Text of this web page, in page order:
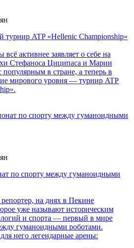
ATP «Hellenic Championship»
активнее заявляет о себе на
Стефаноса Циципаса и Марии
в стране, а теперь в
мирового уровня — турнир ATP
по спорту между гуманоидными
на днях в Пекине
уже называют историческим
и спорта — первый в мире
гуманоидными роботами.
него легендарные арены: